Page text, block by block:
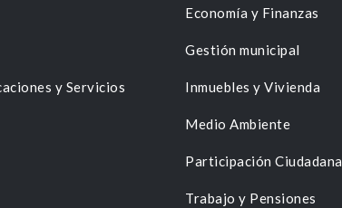
Economía y Finanzas
Gestión municipal
y Servicios
Inmuebles y Vivienda
Medio Ambiente
Participación Ciudadana
Trabajo y Pensiones